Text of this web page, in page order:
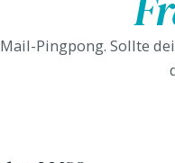
Pingpong. Sollte